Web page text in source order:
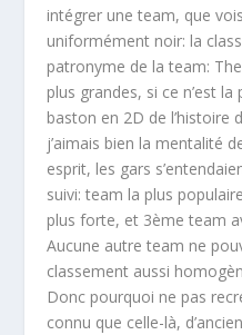
intégrer une team, que
uniformément noir: la
patronyme de la team:
plus grandes, si ce n’est
baston en 2D de l’histoire
j’aimais bien la mentalité
esprit, les gars
suivi: team la plus
plus forte, et 3ème team
Aucune autre team ne
classement aussi
Donc pourquoi ne pas
connu que celle-là,